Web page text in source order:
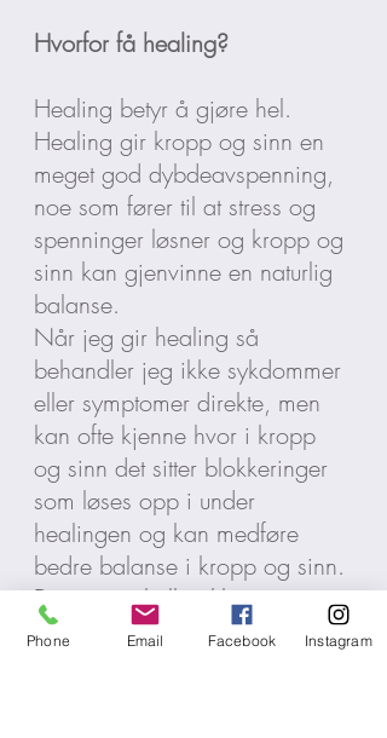
Hvorfor få healing?
Healing betyr å gjøre hel.
Healing gir kropp og sinn en
meget god dybdeavspenning,
noe som fører til at stress og
spenninger løsner og kropp og
sinn kan gjenvinne en naturlig
balanse.
Når jeg gir healing så
behandler jeg ikke sykdommer
eller symptomer direkte, men
kan ofte kjenne hvor i kropp
og sinn det sitter blokkeringer
som løses opp i under
healingen og kan medføre
bedre balanse i kropp og sinn.
Du trenger heller ikke å være
syk for å ha utbytte av healing,
Phone Email Facebook Instagram